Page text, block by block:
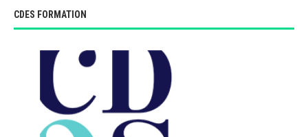
CDES FORMATION